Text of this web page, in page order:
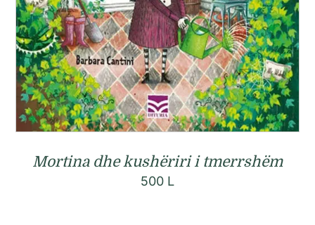
Mortina dhe kushëriri i tmerrshëm
500 L